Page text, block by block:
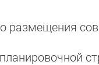
размещения